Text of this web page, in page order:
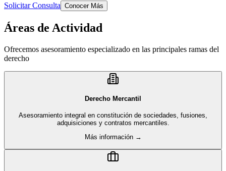
Solicitar Consulta Conocer Más
Áreas de Actividad
Ofrecemos asesoramiento especializado en las principales ramas del
derecho
Derecho Mercantil
Asesoramiento integral en constitución de sociedades, fusiones,
adquisiciones y contratos mercantiles.
Más información →